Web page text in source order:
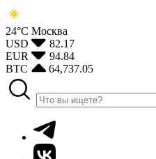
24°С Москва
USD
82.17
EUR
94.84
BTC
64,737.05